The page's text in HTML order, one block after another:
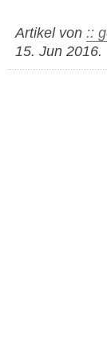
Artikel von ::
15. Jun 2016.